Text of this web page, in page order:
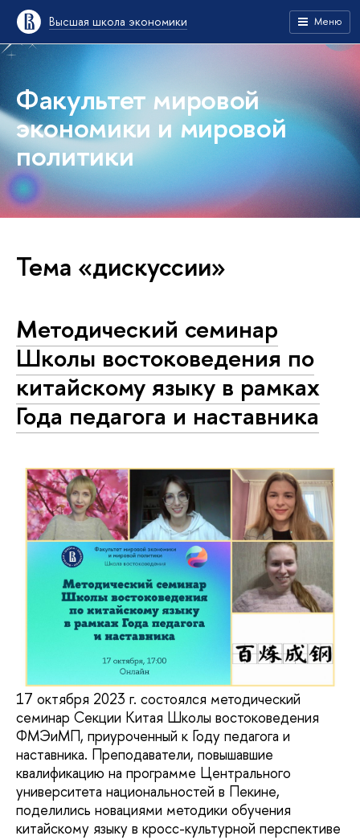
Высшая школа экономики Меню
Факультет мировой
экономики и мировой
политики
Тема «дискуссии»
Методический семинар
Школы востоковедения по
китайскому языку в рамках
Года педагога и наставника
17 октября 2023 г. состоялся методический
семинар Секции Китая Школы востоковедения
ФМЭиМП, приуроченный к Году педагога и
наставника. Преподаватели, повышавшие
квалификацию на программе Центрального
университета национальностей в Пекине,
поделились новациями методики обучения
китайскому языку в кросс-культурной перспективе